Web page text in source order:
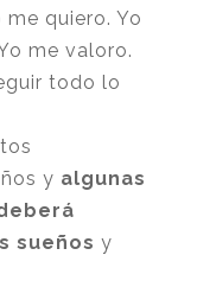
quiero. Yo
me valoro.
todo lo
y algunas
sueños y